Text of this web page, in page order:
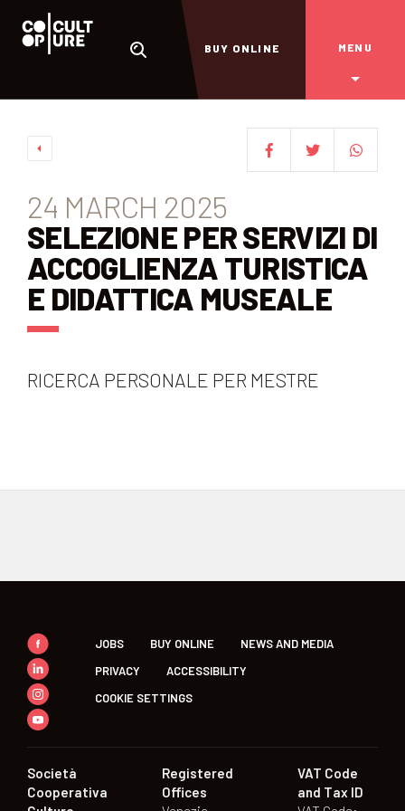
BUY ONLINE MENU
24 MARCH 2025
SELEZIONE PER SERVIZI DI
ACCOGLIENZA TURISTICA
E DIDATTICA MUSEALE
RICERCA PERSONALE PER MESTRE
JOBS BUY ONLINE
NEWS AND MEDIA
PRIVACY
ACCESSIBILITY
COOKIE SETTINGS
Società
Cooperativa
Registered
Offices
VAT Code
and Tax ID